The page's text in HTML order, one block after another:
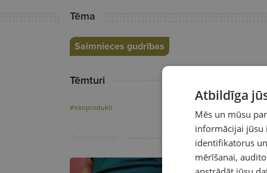
Tēma
Saimnieces gudrības
Tēmturi
#ekoprodukti
Atbildīga
Mēs un mūsu
informācijai jūsu
identifikatorus
mērīšanai,